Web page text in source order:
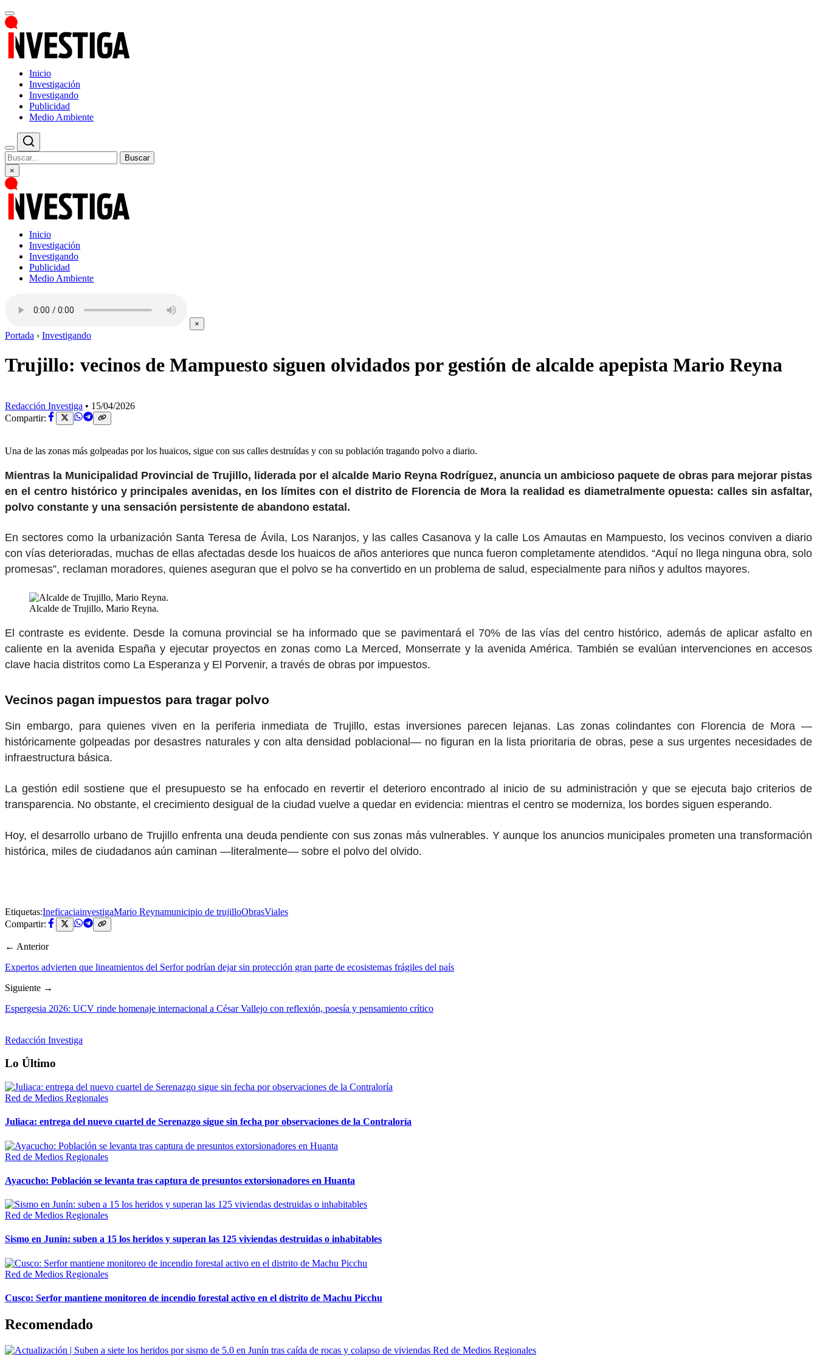
Inicio
Investigación
Investigando
Publicidad
Medio Ambiente
Buscar
×
Inicio
Investigación
Investigando
Publicidad
Medio Ambiente
×
Portada › Investigando
Trujillo: vecinos de Mampuesto siguen olvidados por gestión de alcalde apepista Mario Reyna
Redacción Investiga • 15/04/2026
Compartir:
Una de las zonas más golpeadas por los huaicos, sigue con sus calles destruídas y con su población tragando polvo a diario.
Mientras la Municipalidad Provincial de Trujillo, liderada por el alcalde Mario Reyna Rodríguez, anuncia un ambicioso paquete de obras para mejorar pistas
en el centro histórico y principales avenidas, en los límites con el distrito de Florencia de Mora la realidad es diametralmente opuesta: calles sin asfaltar,
polvo constante y una sensación persistente de abandono estatal.
En sectores como la urbanización Santa Teresa de Ávila, Los Naranjos, y las calles Casanova y la calle Los Amautas en Mampuesto, los vecinos conviven a diario
con vías deterioradas, muchas de ellas afectadas desde los huaicos de años anteriores que nunca fueron completamente atendidos. “Aquí no llega ninguna obra, solo
promesas”, reclaman moradores, quienes aseguran que el polvo se ha convertido en un problema de salud, especialmente para niños y adultos mayores.
Alcalde de Trujillo, Mario Reyna.
El contraste es evidente. Desde la comuna provincial se ha informado que se pavimentará el 70% de las vías del centro histórico, además de aplicar asfalto en
caliente en la avenida España y ejecutar proyectos en zonas como La Merced, Monserrate y la avenida América. También se evalúan intervenciones en accesos
clave hacia distritos como La Esperanza y El Porvenir, a través de obras por impuestos.
Vecinos pagan impuestos para tragar polvo
Sin embargo, para quienes viven en la periferia inmediata de Trujillo, estas inversiones parecen lejanas. Las zonas colindantes con Florencia de Mora —
históricamente golpeadas por desastres naturales y con alta densidad poblacional— no figuran en la lista prioritaria de obras, pese a sus urgentes necesidades de
infraestructura básica.
La gestión edil sostiene que el presupuesto se ha enfocado en revertir el deterioro encontrado al inicio de su administración y que se ejecuta bajo criterios de
transparencia. No obstante, el crecimiento desigual de la ciudad vuelve a quedar en evidencia: mientras el centro se moderniza, los bordes siguen esperando.
Hoy, el desarrollo urbano de Trujillo enfrenta una deuda pendiente con sus zonas más vulnerables. Y aunque los anuncios municipales prometen una transformación
histórica, miles de ciudadanos aún caminan —literalmente— sobre el polvo del olvido.
Etiquetas:IneficaciainvestigaMario Reynamunicipio de trujilloObrasViales
Compartir:
← Anterior
Expertos advierten que lineamientos del Serfor podrían dejar sin protección gran parte de ecosistemas frágiles del país
Siguiente →
Espergesia 2026: UCV rinde homenaje internacional a César Vallejo con reflexión, poesía y pensamiento crítico
Redacción Investiga
Lo Último
Red de Medios Regionales
Juliaca: entrega del nuevo cuartel de Serenazgo sigue sin fecha por observaciones de la Contraloría
Red de Medios Regionales
Ayacucho: Población se levanta tras captura de presuntos extorsionadores en Huanta
Red de Medios Regionales
Sismo en Junín: suben a 15 los heridos y superan las 125 viviendas destruidas o inhabitables
Red de Medios Regionales
Cusco: Serfor mantiene monitoreo de incendio forestal activo en el distrito de Machu Picchu
Recomendado
Red de Medios Regionales